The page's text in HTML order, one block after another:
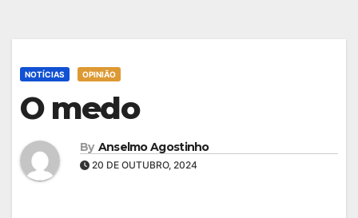
NOTÍCIAS OPINIÃO
O medo
By Anselmo Agostinho
20 DE OUTUBRO, 2024